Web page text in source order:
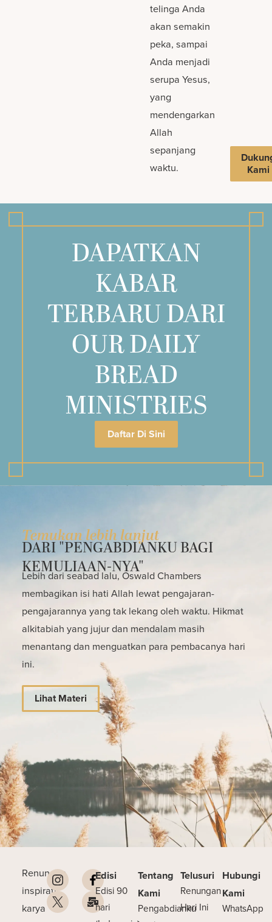
telinga Anda
akan semakin
peka, sampai
Anda menjadi
serupa Yesus,
yang
mendengarkan
Allah
sepanjang
waktu.
Kami
DAPATKAN
KABAR
TERBARU DARI
OUR DAILY
BREAD
MINISTRIES
Daftar Di Sini
Temukan lebih lanjut
DARI "PENGABDIANKU BAGI
KEMULIAAN-NYA"
Lebih dari seabad lalu, Oswald Chambers
membagikan isi hati Allah lewat pengajaran-
pengajarannya yang tak lekang oleh waktu. Hikmat
alkitabiah yang jujur dan mendalam masih
menantang dan menguatkan para pembacanya hari
ini.
Lihat Materi
Renungan
inspiratif
karya
Edisi
Edisi 90
hari
Tentang
Kami
Pengabdianku
Telusuri
Renungan
Hari Ini
Hubungi
Kami
WhatsApp